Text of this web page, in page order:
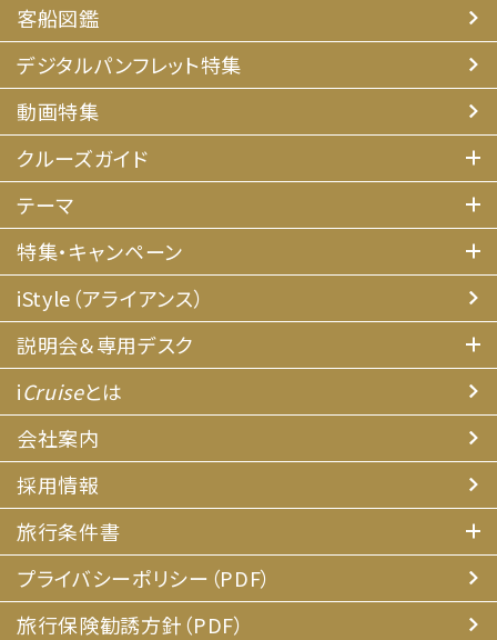
客船図鑑
デジタルパンフレット特集
動画特集
クルーズガイド
テーマ
特集・キャンペーン
iStyle（アライアンス）
説明会＆専用デスク
iCruiseとは
会社案内
採用情報
旅行条件書
プライバシーポリシー（PDF）
旅行保険勧誘方針（PDF）